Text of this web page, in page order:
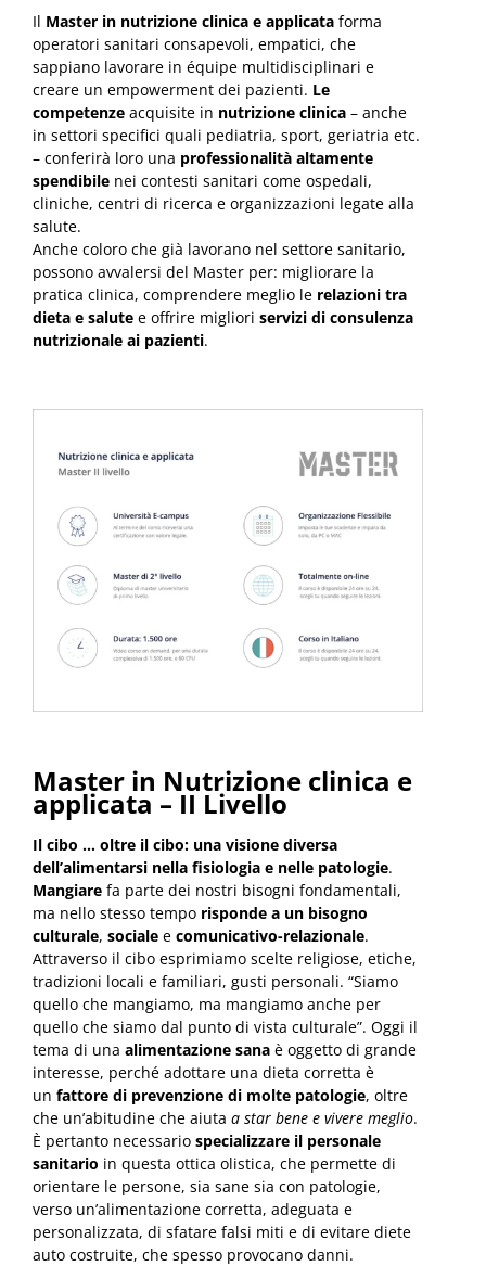
Il Master in nutrizione clinica e applicata forma
operatori sanitari consapevoli, empatici, che
sappiano lavorare in équipe multidisciplinari e
creare un empowerment dei pazienti. Le
competenze acquisite in nutrizione clinica – anche
in settori specifici quali pediatria, sport, geriatria etc.
– conferirà loro una professionalità altamente
spendibile nei contesti sanitari come ospedali,
cliniche, centri di ricerca e organizzazioni legate alla
salute.
Anche coloro che già lavorano nel settore sanitario,
possono avvalersi del Master per: migliorare la
pratica clinica, comprendere meglio le relazioni tra
dieta e salute e offrire migliori servizi di consulenza
nutrizionale ai pazienti.
Master in Nutrizione clinica e
applicata – II Livello
Il cibo … oltre il cibo: una visione diversa
dell’alimentarsi nella fisiologia e nelle patologie.
Mangiare fa parte dei nostri bisogni fondamentali,
ma nello stesso tempo risponde a un bisogno
culturale, sociale e comunicativo-relazionale.
Attraverso il cibo esprimiamo scelte religiose, etiche,
tradizioni locali e familiari, gusti personali. “Siamo
quello che mangiamo, ma mangiamo anche per
quello che siamo dal punto di vista culturale”. Oggi il
tema di una alimentazione sana è oggetto di grande
interesse, perché adottare una dieta corretta è
un fattore di prevenzione di molte patologie, oltre
che un’abitudine che aiuta a star bene e vivere meglio.
È pertanto necessario specializzare il personale
sanitario in questa ottica olistica, che permette di
orientare le persone, sia sane sia con patologie,
verso un’alimentazione corretta, adeguata e
personalizzata, di sfatare falsi miti e di evitare diete
auto costruite, che spesso provocano danni.